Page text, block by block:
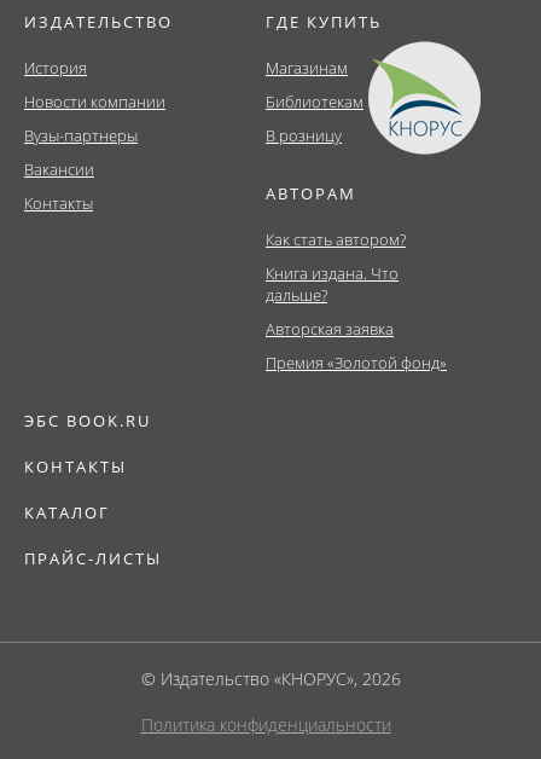
ИЗДАТЕЛЬСТВО
История
Новости компании
Вузы-партнеры
Вакансии
Контакты
ГДЕ КУПИТЬ
Магазинам
Библиотекам
В розницу
АВТОРАМ
Как стать автором?
Книга издана. Что
дальше?
Авторская заявка
Премия «Золотой фонд»
ЭБС BOOK.RU
КОНТАКТЫ
КАТАЛОГ
ПРАЙС-ЛИСТЫ
© Издательство «КНОРУС», 2026
Политика конфиденциальности